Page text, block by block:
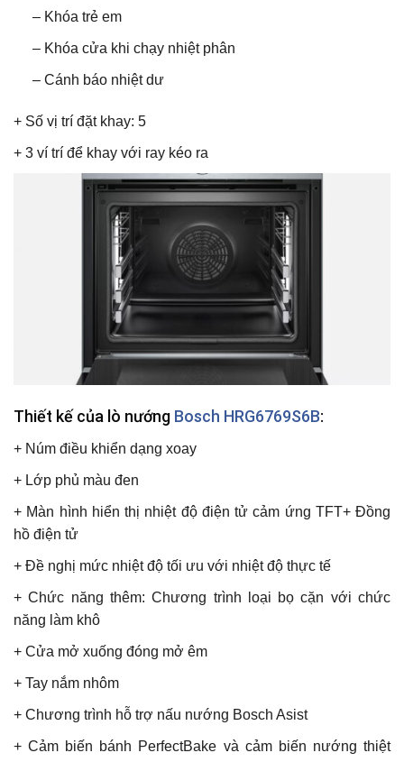
– Khóa trẻ em
– Khóa cửa khi chạy nhiệt phân
– Cánh báo nhiệt dư
+ Số vị trí đặt khay: 5
+ 3 ví trí để khay với ray kéo ra
Thiết kế của lò nướng Bosch HRG6769S6B:
+ Núm điều khiển dạng xoay
+ Lớp phủ màu đen
+ Màn hình hiển thị nhiệt độ điện tử cảm ứng TFT+ Đồng
hồ điện tử
+ Đề nghị mức nhiệt độ tối ưu với nhiệt độ thực tế
+ Chức năng thêm: Chương trình loại bọ cặn với chức
năng làm khô
+ Cửa mở xuống đóng mở êm
+ Tay nắm nhôm
+ Chương trình hỗ trợ nấu nướng Bosch Asist
+ Cảm biến bánh PerfectBake và cảm biến nướng thiệt